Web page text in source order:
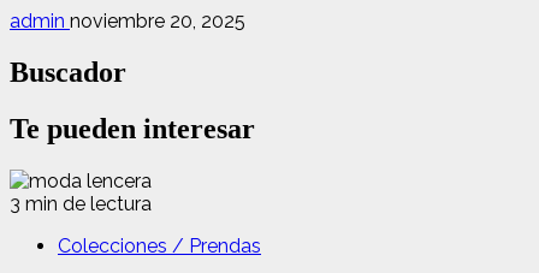
admin noviembre 20, 2025
Buscador
Te pueden interesar
3 min de lectura
Colecciones / Prendas